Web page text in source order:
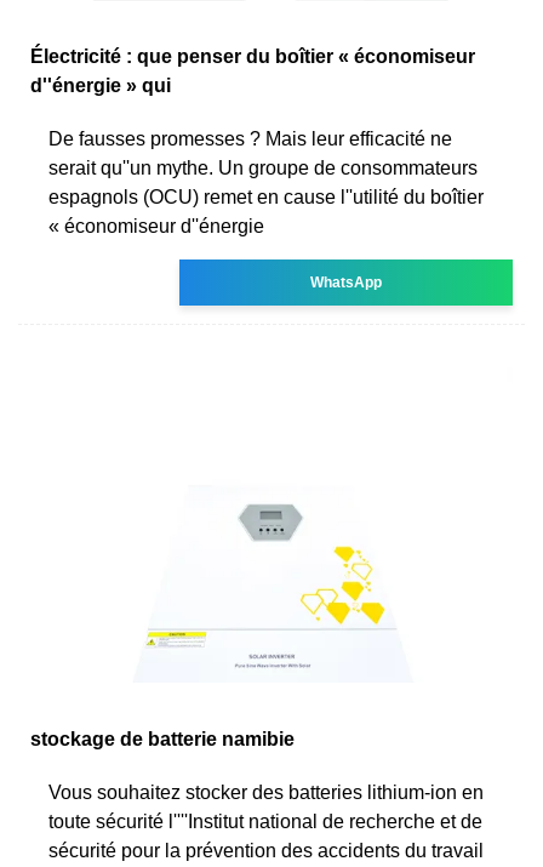
Électricité : que penser du boîtier « économiseur
d''énergie » qui
De fausses promesses ? Mais leur efficacité ne
serait qu''un mythe. Un groupe de consommateurs
espagnols (OCU) remet en cause l''utilité du boîtier
« économiseur d''énergie
WhatsApp
stockage de batterie namibie
Vous souhaitez stocker des batteries lithium-ion en
toute sécurité l''''Institut national de recherche et de
sécurité pour la prévention des accidents du travail